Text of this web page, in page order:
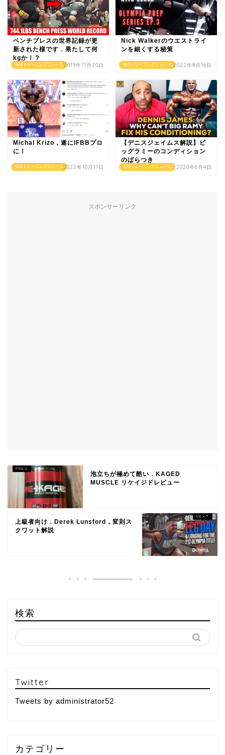
海外トレーニングニュース
ベンチプレスの世界記録が更
新された様です．果たして何
kgか！？
2019年11月20日 海外トレーニングニュース
Nick Walkerのウエストライ
ンを細くする秘策
2022年8月16日
海外トレーニングニュース
Michal Krizo，遂にIFBBプロ
に！
2022年10月11日 海外トレーニングニュース
【デニスジェイムス解説】ビ
ッグラミーのコンディション
のばらつき
2020年6月4日
スポンサーリンク
泡立ちが極めて酷い．KAGED
MUSCLE リケイジドレビュー
上級者向け．Derek Lunsford，変則ス
クワット解説
検索
Twitter
Tweets by administrator52
カテゴリー